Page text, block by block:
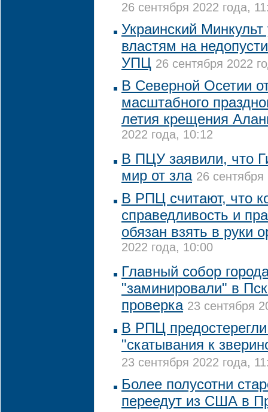
26 сентября 2022 года,
Украинский
властям на
УПЦ 26 сентября 2022
В Северной Осетии
масштабного
летия крещения
2022 года, 10:12
В ПЦУ заявили, что
мир от зла 26
В РПЦ считают, что
справедливость и
обязан взять в руки
2022 года, 10:00
Главный собор
"заминировали" в
проверка 23 сентября
В РПЦ
"скатывания к
23 сентября 2022 года,
Более полусотни
переедут из США в